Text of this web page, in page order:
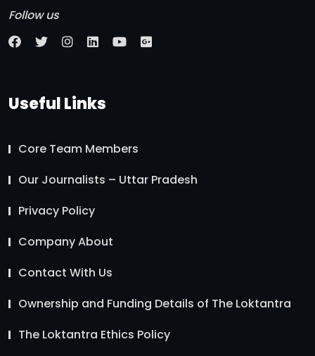
Follow us
Useful Links
Core Team Members
Our Journalists – Uttar Pradesh
Privacy Policy
Company About
Contact With Us
Ownership and Funding Details of The Loktantra
The Loktantra Ethics Policy